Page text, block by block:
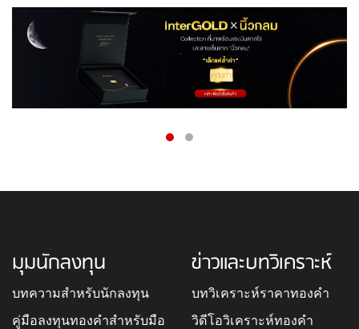
มุมนักลงทุน
บทความสำหรับนักลงทุน
คู่มือลงทุนทองคำสำหรับมือ
ข่าวและบทวิเคราะห์
บทวิเคราะห์ราคาทองคำ
วิดีโอวิเคราะห์ทองคำ